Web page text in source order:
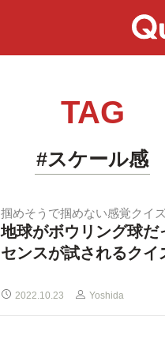
TAG
#スケール感
掴めそうで掴めない感覚クイ
地球がボウリング球だ
センスが試されるクイ
2022.10.23 Yoshida